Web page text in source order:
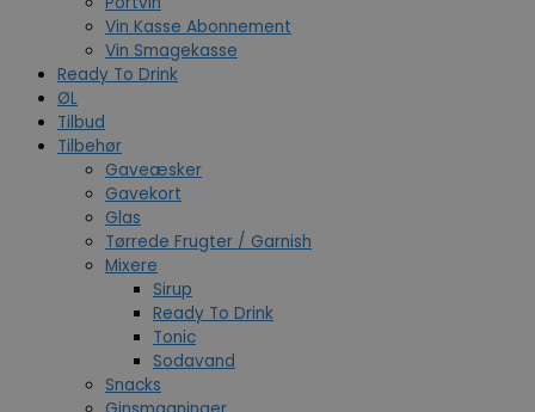
Vin Kasse Abonnement
Vin Smagekasse
Ready To Drink
ØL
Tilbud
Tilbehør
Gaveæsker
Gavekort
Glas
Tørrede Frugter / Garnish
Mixere
Sirup
Ready To Drink
Tonic
Sodavand
Snacks